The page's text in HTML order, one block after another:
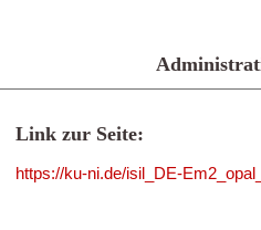
Link zur Seite:
https://ku-ni.de/isil_DE-